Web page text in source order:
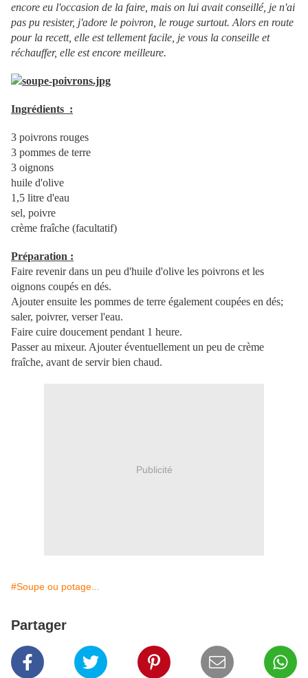
encore eu l'occasion de la faire, mais on lui avait conseillé, je n'ai
pas pu resister, j'adore le poivron, le rouge surtout. Alors en route
pour la recett, elle est tellement facile, je vous la conseille et
réchauffer, elle est encore meilleure.
Ingrédients :
3 poivrons rouges
3 pommes de terre
3 oignons
huile d'olive
1,5 litre d'eau
sel, poivre
crème fraîche (facultatif)
Préparation :
Faire revenir dans un peu d'huile d'olive les poivrons et les
oignons coupés en dés.
Ajouter ensuite les pommes de terre également coupées en dés;
saler, poivrer, verser l'eau.
Faire cuire doucement pendant 1 heure.
Passer au mixeur. Ajouter éventuellement un peu de crème
fraîche, avant de servir bien chaud.
Publicité
#Soupe ou potage...
Partager